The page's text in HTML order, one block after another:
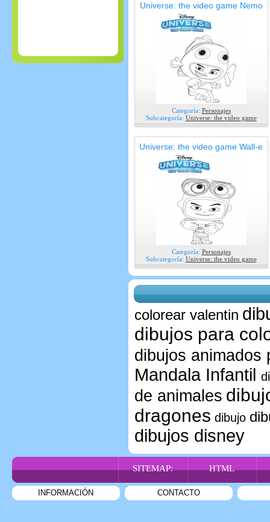
Universe: the video game Nemo
Categoría: Personajes
Subcategoría: Universe: the video game
Universe: the video game Wall-e
Categoría: Personajes
Subcategoría: Universe: the video game
colorear valentin
dibujos para
dibujos animados
Mandala Infantil
de animales
dragones dibujo
dibujos disney
SITEMAP: HTML
INFORMACIÓN CONTACTO